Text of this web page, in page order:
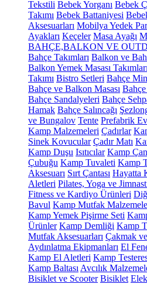
Tekstili Bebek Yorganı Bebek
Takımı Bebek Battaniyesi
Aksesuarları Mobilya Yedek
Ayakları Keçeler Masa Ayağı
BAHÇE,BALKON VE
Bahçe Takımları Balkon ve
Balkon Yemek Masası Takımları
Takımı Bistro Setleri Bahçe
Bahçe ve Balkon Masası
Bahçe Sandalyeleri Bahçe
Hamak Bahçe Salıncağı
ve Bungalov Tente Prefabrik
Kamp Malzemeleri Çadırlar
Sinek Kovucular Çadır Matı
Kamp Duşu Isıtıcılar Kamp
Çubuğu Kamp Tuvaleti Kamp
Aksesuarı Sırt Çantası Hayatta
Aletleri Pilates, Yoga ve
Fitness ve Kardiyo Ürünleri
Bavul Kamp Mutfak
Kamp Yemek Pişirme Seti
Ürünler Kamp Demliği Kamp
Mutfak Aksesuarları Çakmak
Aydınlatma Ekipmanları El
Kamp El Aletleri Kamp
Kamp Baltası Avcılık
Bisiklet ve Scooter Bisiklet